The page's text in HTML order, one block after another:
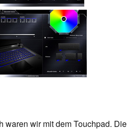
waren wir mit dem Touchpad. Die